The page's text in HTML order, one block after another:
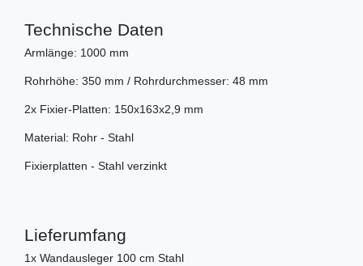
Technische Daten
Armlänge: 1000 mm
Rohrhöhe: 350 mm / Rohrdurchmesser: 48 mm
2x Fixier-Platten: 150x163x2,9 mm
Material: Rohr - Stahl
Fixierplatten - Stahl verzinkt
Lieferumfang
1x Wandausleger 100 cm Stahl